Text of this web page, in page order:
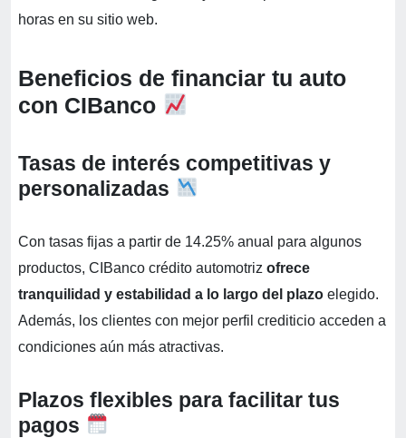
horas en su sitio web.
Beneficios de financiar tu auto
con CIBanco
Tasas de interés competitivas y
personalizadas
Con tasas fijas a partir de 14.25% anual para algunos
productos, CIBanco crédito automotriz ofrece
tranquilidad y estabilidad a lo largo del plazo elegido.
Además, los clientes con mejor perfil crediticio acceden a
condiciones aún más atractivas.
Plazos flexibles para facilitar tus
pagos